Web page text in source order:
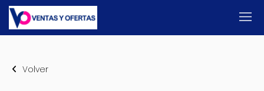
Volver